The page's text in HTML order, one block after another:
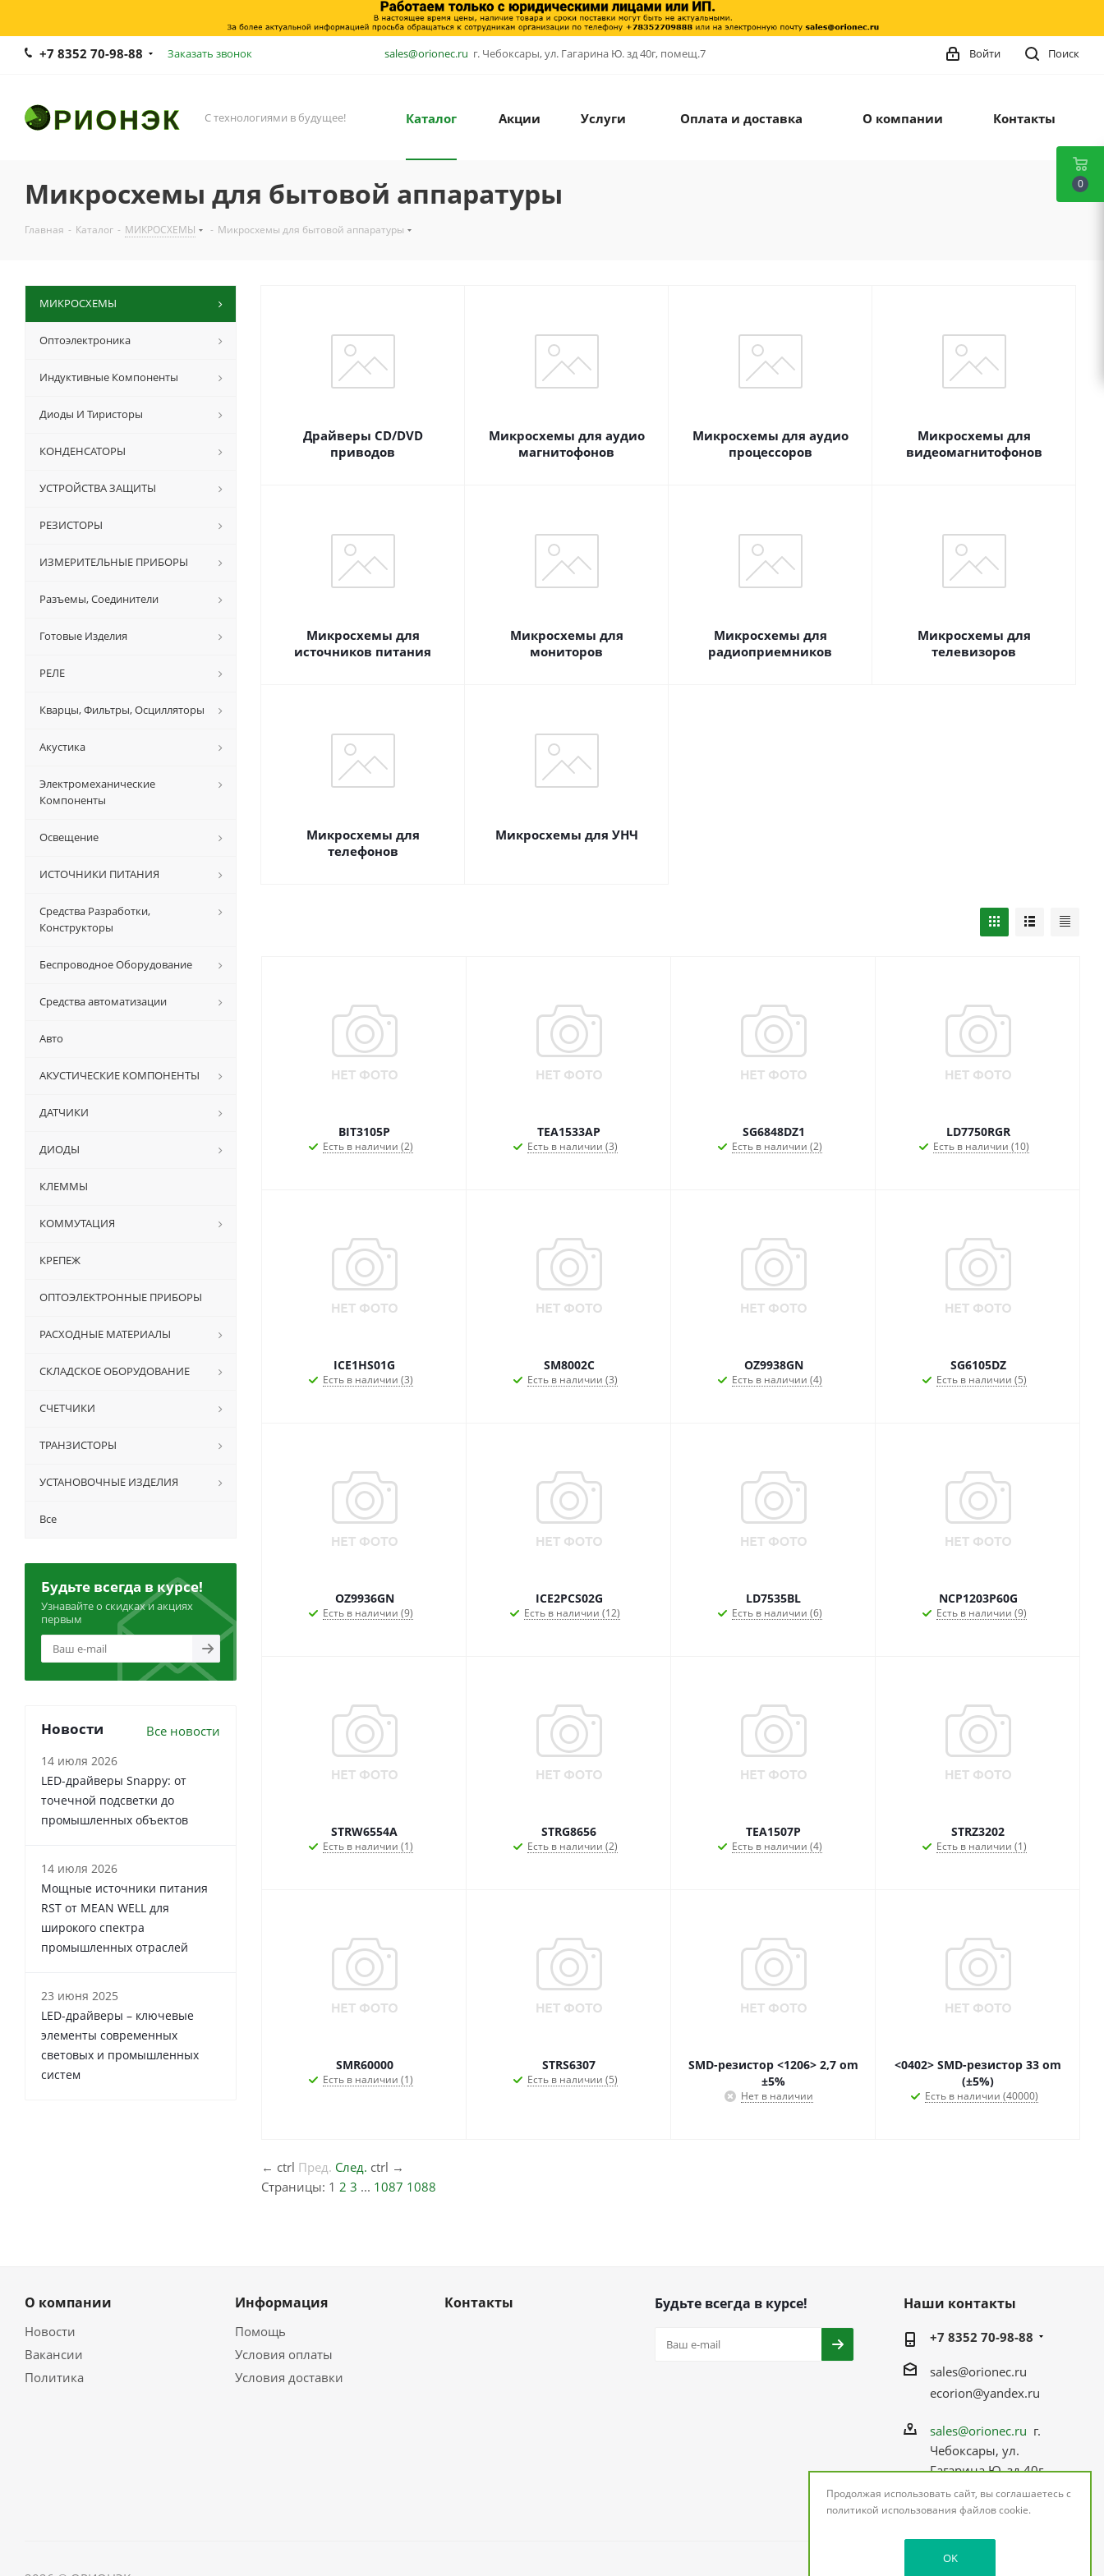
+7 8352 70-98-88 Заказать звонок sales@orionec.ru г. Чебоксары, ул. Гагарина Ю. зд 40г, помещ.7 Поиск
Войти
С технологиями в будущее! Каталог Акции Услуги Оплата и доставка О компании Контакты
Микросхемы для бытовой аппаратуры
Главная - Каталог - МИКРОСХЕМЫ - Микросхемы для бытовой аппаратуры
Драйверы CD/DVD
приводов
Микросхемы для аудио
магнитофонов
Микросхемы для аудио
процессоров
Микросхемы для
видеомагнитофонов
Микросхемы для
источников питания
Микросхемы для
мониторов
Микросхемы для
радиоприемников
Микросхемы для
телевизоров
Микросхемы для
телефонов
Микросхемы для УНЧ
BIT3105P
Есть в наличии (2)
TEA1533AP
Есть в наличии (3)
SG6848DZ1
Есть в наличии (2)
LD7750RGR
Есть в наличии (10)
ICE1HS01G
Есть в наличии (3)
SM8002C
Есть в наличии (3)
OZ9938GN
Есть в наличии (4)
SG6105DZ
Есть в наличии (5)
OZ9936GN
Есть в наличии (9)
ICE2PCS02G
Есть в наличии (12)
LD7535BL
Есть в наличии (6)
NCP1203P60G
Есть в наличии (9)
STRW6554A
Есть в наличии (1)
STRG8656
Есть в наличии (2)
TEA1507P
Есть в наличии (4)
STRZ3202
Есть в наличии (1)
SMR60000
Есть в наличии (1)
STRS6307
Есть в наличии (5)
SMD-резистор <1206> 2,7 om
±5%
Нет в наличии
<0402> SMD-резистор 33 om
(±5%)
Есть в наличии (40000)
← ctrl Пред. След. ctrl →
Страницы: 1 2 3 ... 1087 1088
МИКРОСХЕМЫ
Оптоэлектроника
Индуктивные Компоненты
Диоды И Тиристоры
КОНДЕНСАТОРЫ
УСТРОЙСТВА ЗАЩИТЫ
РЕЗИСТОРЫ
ИЗМЕРИТЕЛЬНЫЕ ПРИБОРЫ
Разъемы, Соединители
Готовые Изделия
РЕЛЕ
Кварцы, Фильтры, Осцилляторы
Акустика
Электромеханические
Компоненты
Освещение
ИСТОЧНИКИ ПИТАНИЯ
Средства Разработки,
Конструкторы
Беспроводное Оборудование
Средства автоматизации
Авто
АКУСТИЧЕСКИЕ КОМПОНЕНТЫ
ДАТЧИКИ
ДИОДЫ
КЛЕММЫ
КОММУТАЦИЯ
КРЕПЕЖ
ОПТОЭЛЕКТРОННЫЕ ПРИБОРЫ
РАСХОДНЫЕ МАТЕРИАЛЫ
СКЛАДСКОЕ ОБОРУДОВАНИЕ
СЧЕТЧИКИ
ТРАНЗИСТОРЫ
УСТАНОВОЧНЫЕ ИЗДЕЛИЯ
Все
Будьте всегда в курсе!
Узнавайте о скидках и акциях
первым
Новости Все новости
14 июля 2026
LED-драйверы Snappy: от
точечной подсветки до
промышленных объектов
14 июля 2026
Мощные источники питания
RST от MEAN WELL для
широкого спектра
промышленных отраслей
23 июня 2025
LED-драйверы – ключевые
элементы современных
световых и промышленных
систем
О компании
Новости
Вакансии
Политика
Информация
Помощь
Условия оплаты
Условия доставки
Контакты Будьте всегда в курсе! Наши контакты
+7 8352 70-98-88
sales@orionec.ru
ecorion@yandex.ru
sales@orionec.ru г.
Чебоксары, ул.
Гагарина Ю. зд 40г,
помещ.7
0
Продолжая использовать сайт, вы соглашаетесь с
политикой использования файлов cookie.
OK